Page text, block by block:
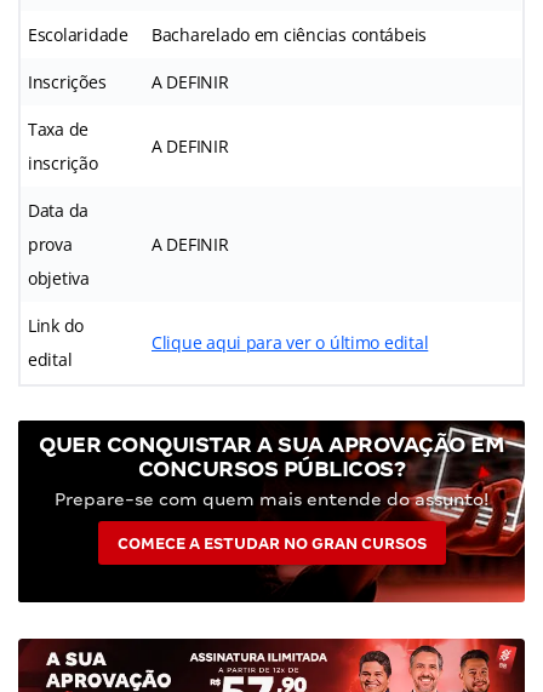
Escolaridade Bacharelado em ciências contábeis
Inscrições A DEFINIR
Taxa de
inscrição
A DEFINIR
Data da
prova
objetiva
A DEFINIR
Link do
edital
Clique aqui para ver o último edital
QUER CONQUISTAR A SUA APROVAÇÃO EM
CONCURSOS PÚBLICOS?
Prepare-se com quem mais entende do assunto!
COMECE A ESTUDAR NO GRAN CURSOS